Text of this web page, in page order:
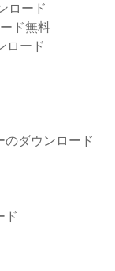
ロード
ド無料
ロード
のダウンロード
ド